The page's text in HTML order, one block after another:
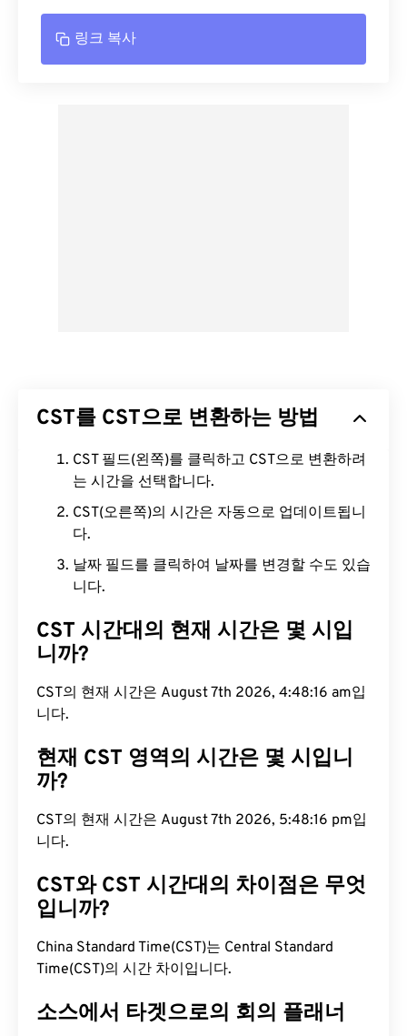
링크 복사
CST를 CST으로 변환하는 방법
CST 필드(왼쪽)를 클릭하고 CST으로 변환하려
는 시간을 선택합니다.
CST(오른쪽)의 시간은 자동으로 업데이트됩니
다.
날짜 필드를 클릭하여 날짜를 변경할 수도 있습
니다.
CST 시간대의 현재 시간은 몇 시입
니까?
CST의 현재 시간은 August 7th 2026, 4:48:17 am입
니다.
현재 CST 영역의 시간은 몇 시입니
까?
CST의 현재 시간은 August 7th 2026, 5:48:17 pm입
니다.
CST와 CST 시간대의 차이점은 무엇
입니까?
China Standard Time(CST)는 Central Standard
Time(CST)의 시간 차이입니다.
소스에서 타겟으로의 회의 플래너